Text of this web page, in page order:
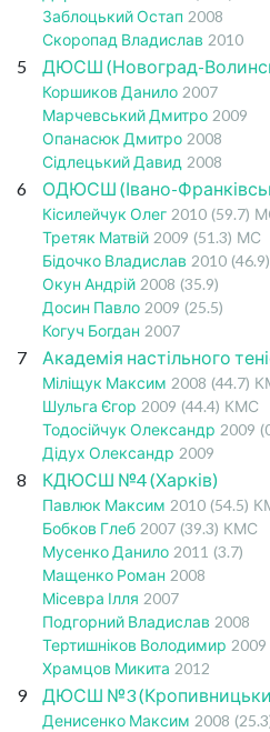
Заблоцький Остап 2008
Скоропад Владислав 2010
5 ДЮСШ (Новоград-
Коршиков Данило 2007
Марчевський Дмитро 2009
Опанасюк Дмитро 2008
Сідлецький Давид 2008
6 ОДЮСШ (Івано-
Кісилейчук Олег 2010 (59.7)
Третяк Матвій 2009 (51.3) МС
Бідочко Владислав 2010 (46.9)
Окун Андрій 2008 (35.9)
Досин Павло 2009 (25.5)
Когуч Богдан 2007
7 Академія настільного
Міліщук Максим 2008 (44.7)
Шульга Єгор 2009 (44.4) КМС
Тодосійчук Олександр 2009
Дідух Олександр 2009
8 КДЮСШ №4 (Харків)
Павлюк Максим 2010 (54.5)
Бобков Глеб 2007 (39.3) КМС
Мусенко Данило 2011 (3.7)
Мащенко Роман 2008
Місевра Ілля 2007
Подгорний Владислав 2008
Тертишніков Володимир 2009
Храмцов Микита 2012
9 ДЮСШ №3
Денисенко Максим 2008